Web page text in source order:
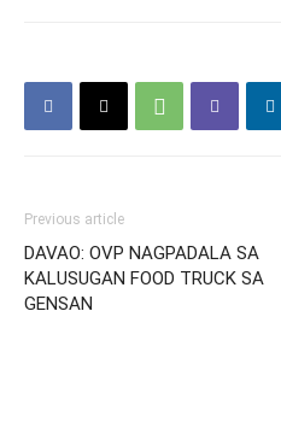
Previous article
DAVAO: OVP NAGPADALA SA
KALUSUGAN FOOD TRUCK SA
GENSAN